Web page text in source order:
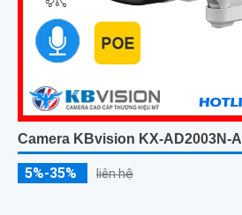
Camera KBvision KX-AD2003N-A
5%-35% liên hệ